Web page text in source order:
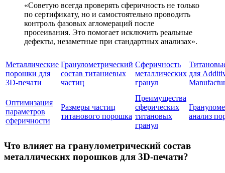
«Советую всегда проверять сферичность не только
по сертификату, но и самостоятельно проводить
контроль фазовых агломераций после
просеивания. Это помогает исключить реальные
дефекты, незаметные при стандартных анализах».
Металлические
порошки для
3D-печати
Гранулометрический
состав титаниевых
частиц
Сферичность
металлических
гранул
для
Оптимизация
параметров
сферичности
Размеры частиц
титанового порошка
Преимущества
сферических
титановых
гранул
анализ
Что влияет на гранулометрический состав
металлических порошков для 3D-печати?